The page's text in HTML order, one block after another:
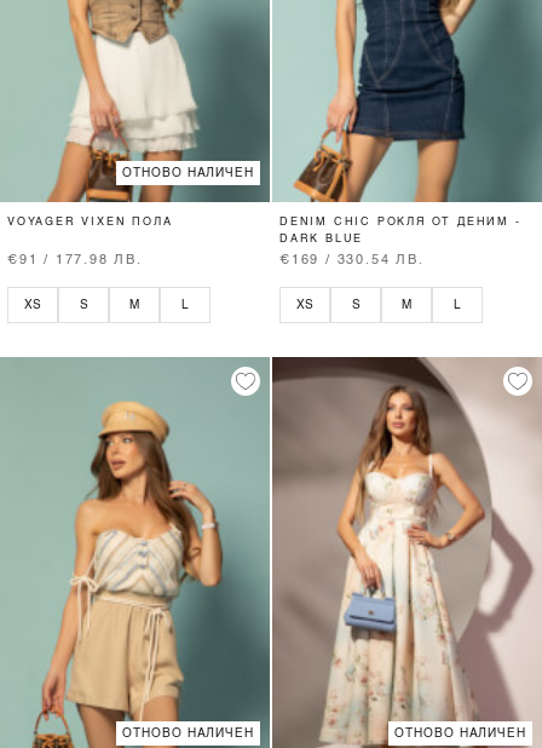
ОТНОВО НАЛИЧЕН
VOYAGER VIXEN ПОЛА
€91 / 177.98 ЛВ.
XS S M L
DENIM CHIC РОКЛЯ ОТ ДЕНИМ -
DARK BLUE
€169 / 330.54 ЛВ.
XS S M L
ОТНОВО НАЛИЧЕН ОТНОВО НАЛИЧЕН